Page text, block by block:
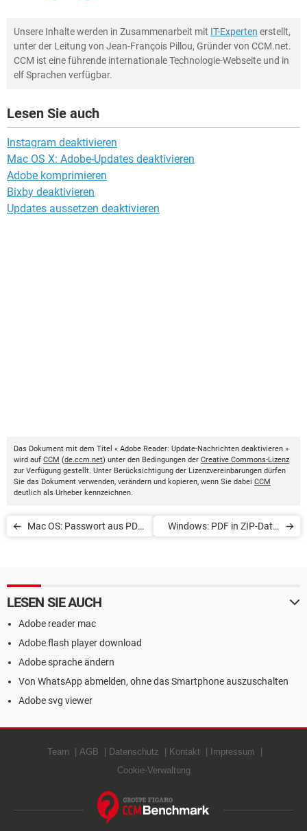
Unsere Inhalte werden in Zusammenarbeit mit IT-Experten erstellt,
unter der Leitung von Jean-François Pillou, Gründer von CCM.net.
CCM ist eine führende internationale Technologie-Webseite und in
elf Sprachen verfügbar.
Lesen Sie auch
Instagram deaktivieren
Mac OS X: Adobe-Updates deaktivieren
Adobe komprimieren
Bixby deaktivieren
Updates aussetzen deaktivieren
Das Dokument mit dem Titel « Adobe Reader: Update-Nachrichten deaktivieren »
wird auf CCM (de.ccm.net) unter den Bedingungen der Creative Commons-Lizenz
zur Verfügung gestellt. Unter Berücksichtigung der Lizenzvereinbarungen dürfen
Sie das Dokument verwenden, verändern und kopieren, wenn Sie dabei CCM
deutlich als Urheber kennzeichnen.
Mac OS: Passwort aus PDF-
Windows: PDF in ZIP-Datei
LESEN SIE AUCH
Adobe reader mac
Adobe flash player download
Adobe sprache ändern
Von WhatsApp abmelden, ohne das Smartphone auszuschalten
Adobe svg viewer
Team AGB Datenschutz Kontakt
Impressum
Cookie-Verwaltung